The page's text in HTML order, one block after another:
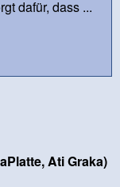
dafür, dass ...
Ati Graka)